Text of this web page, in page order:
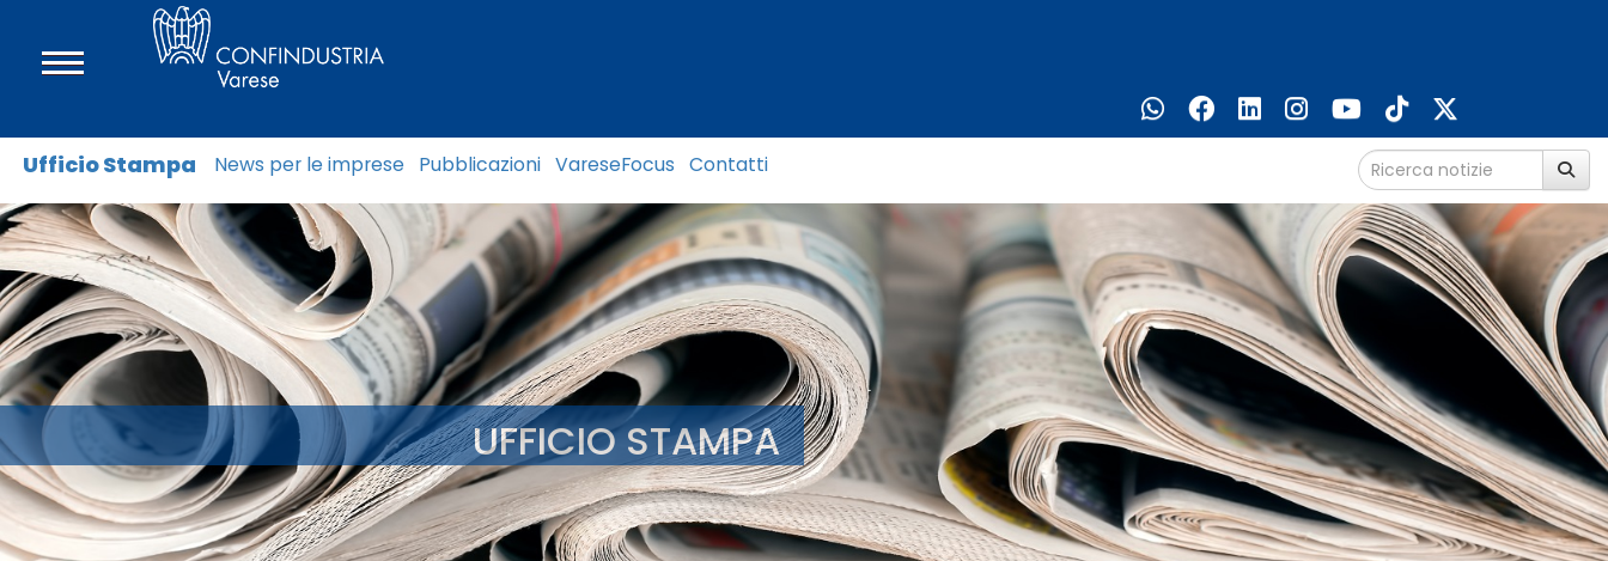
Ufficio Stampa News per le imprese Pubblicazioni VareseFocus Contatti
UFFICIO STAMPA